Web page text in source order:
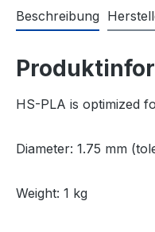
Beschreibung
HS-PLA is optimized
Diameter: 1.75 mm
Weight: 1 kg